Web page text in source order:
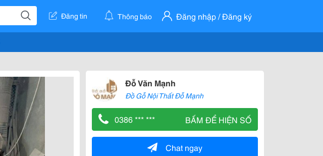
Đăng tin Thông báo Đăng nhập / Đăng ký
Đỗ Văn Mạnh
Đồ Gỗ Nội Thất Đỗ Mạnh
0386 *** *** BẤM ĐỂ HIỆN SỐ
Chat ngay